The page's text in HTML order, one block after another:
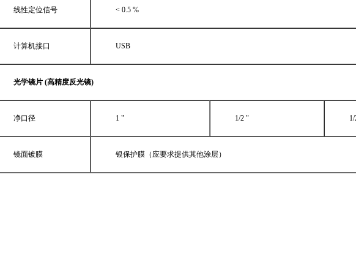
线性定位信号 < 0.5 %
计算机接口 USB
光学镜片 (高精度反光镜)
净口径 1 " 1/2 "
镜面镀膜 银保护膜（应要求提供其他涂层）